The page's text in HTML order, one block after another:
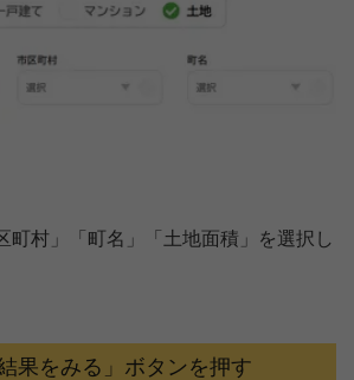
町村」「町名」「土地面積」を選択し
果をみる」ボタンを押す